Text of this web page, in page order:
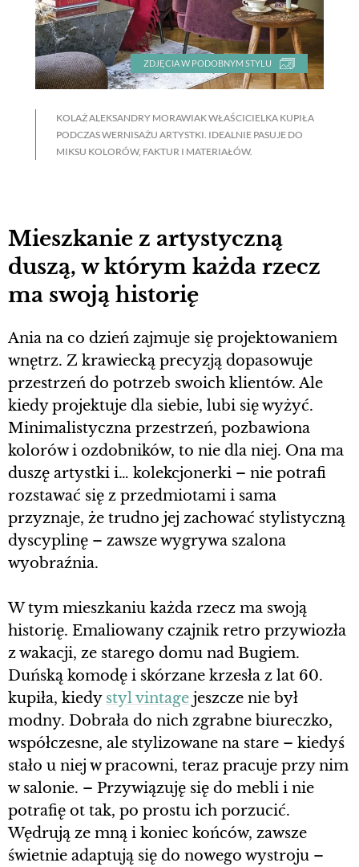
ZDJĘCIA W PODOBNYM STYLU
KOLAŻ ALEKSANDRY MORAWIAK WŁAŚCICIELKA KUPIŁA
PODCZAS WERNISAŻU ARTYSTKI. IDEALNIE PASUJE DO
MIKSU KOLORÓW, FAKTUR I MATERIAŁÓW.
Mieszkanie z artystyczną
duszą, w którym każda rzecz
ma swoją historię
Ania na co dzień zajmuje się projektowaniem
wnętrz. Z krawiecką precyzją dopasowuje
przestrzeń do potrzeb swoich klientów. Ale
kiedy projektuje dla siebie, lubi się wyżyć.
Minimalistyczna przestrzeń, pozbawiona
kolorów i ozdobników, to nie dla niej. Ona ma
duszę artystki i… kolekcjonerki – nie potrafi
rozstawać się z przedmiotami i sama
przyznaje, że trudno jej zachować stylistyczną
dyscyplinę – zawsze wygrywa szalona
wyobraźnia.
W tym mieszkaniu każda rzecz ma swoją
historię. Emaliowany czajnik retro przywiozła
z wakacji, ze starego domu nad Bugiem.
Duńską komodę i skórzane krzesła z lat 60.
kupiła, kiedy styl vintage jeszcze nie był
modny. Dobrała do nich zgrabne biureczko,
współczesne, ale stylizowane na stare – kiedyś
stało u niej w pracowni, teraz pracuje przy nim
w salonie. – Przywiązuję się do mebli i nie
potrafię ot tak, po prostu ich porzucić.
Wędrują ze mną i koniec końców, zawsze
świetnie adaptują się do nowego wystroju –